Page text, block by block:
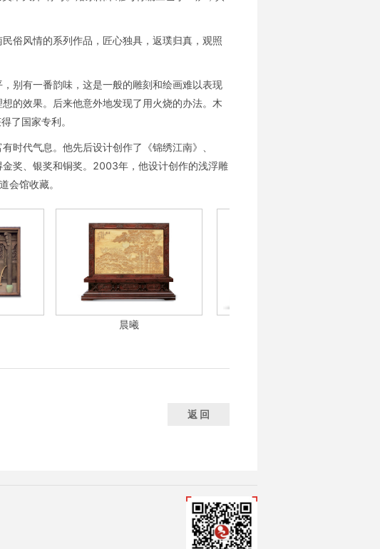
俗风情的系列作品，匠心独具，返璞归真，观照
别有一番韵味，这是一般的雕刻和绘画难以表现
的效果。后来他意外地发现了用火烧的办法。木
了国家专利。
时代气息。他先后设计创作了《锦绣江南》、
奖、银奖和铜奖。2003年，他设计创作的浅浮雕
会馆收藏。
晨曦
返 回